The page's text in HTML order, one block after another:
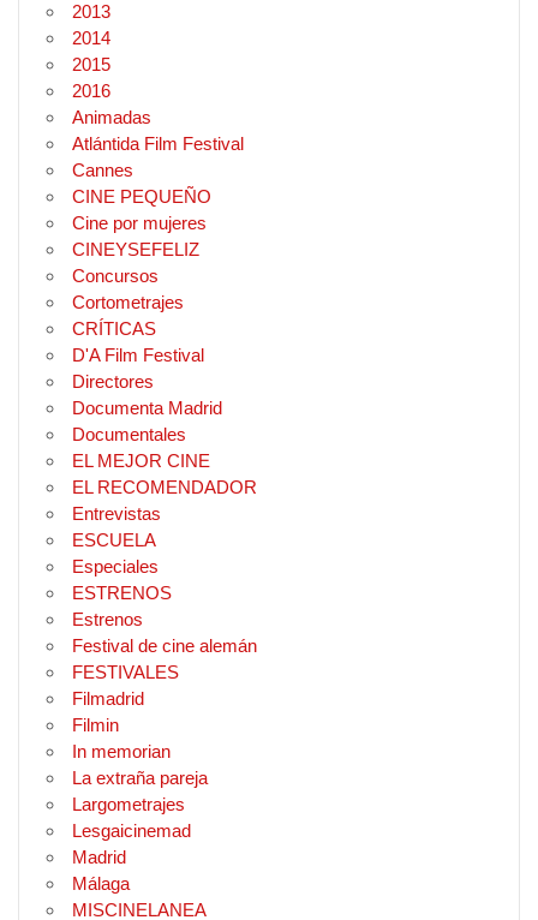
2013
2014
2015
2016
Animadas
Atlántida Film Festival
Cannes
CINE PEQUEÑO
Cine por mujeres
CINEYSEFELIZ
Concursos
Cortometrajes
CRÍTICAS
D'A Film Festival
Directores
Documenta Madrid
Documentales
EL MEJOR CINE
EL RECOMENDADOR
Entrevistas
ESCUELA
Especiales
ESTRENOS
Estrenos
Festival de cine alemán
FESTIVALES
Filmadrid
Filmin
In memorian
La extraña pareja
Largometrajes
Lesgaicinemad
Madrid
Málaga
MISCINELANEA